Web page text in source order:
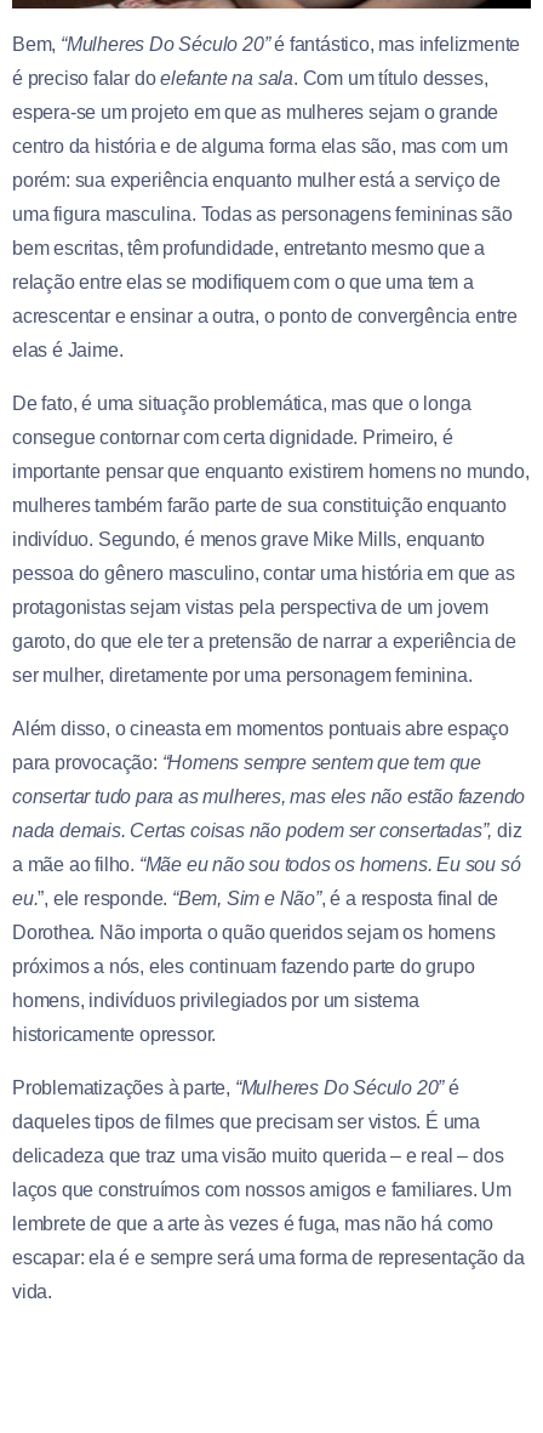
Bem, “Mulheres Do Século 20”é fantástico, mas infelizmente
é preciso falar doelefante na sala. Com um título desses,
espera-se um projeto em que as mulheres sejam o grande
centro da história e de alguma forma elas são, mas com um
porém: sua experiência enquanto mulher está a serviço de
uma figura masculina. Todas as personagens femininas são
bem escritas, têm profundidade, entretanto mesmo que a
relação entre elas se modifiquem com o que uma tem a
acrescentar e ensinar a outra, o ponto de convergência entre
elas é Jaime.
De fato, é uma situação problemática, mas que o longa
consegue contornar com certa dignidade. Primeiro, é
importante pensar que enquanto existirem homens no mundo,
mulheres também farão parte de sua constituição enquanto
indivíduo. Segundo, é menos grave Mike Mills, enquanto
pessoa do gênero masculino, contar uma história em que as
protagonistas sejam vistas pela perspectiva de um jovem
garoto, do que ele ter a pretensão de narrar a experiência de
ser mulher, diretamente por uma personagem feminina.
Além disso, o cineasta em momentos pontuais abre espaço
para provocação: “Homens sempre sentem que tem que
consertar tudo para as mulheres, mas eles não estão fazendo
nada demais. Certas coisas não podem ser consertadas”, diz
a mãe ao filho. “Mãe eu não sou todos os homens. Eu sou só
eu.”, ele responde. “Bem, Sim e Não”, é a resposta final de
Dorothea. Não importa o quão queridos sejam os homens
próximos a nós, eles continuam fazendo parte do grupo
homens, indivíduos privilegiados por um sistema
historicamente opressor.
Problematizações à parte, “Mulheres Do Século 20”é
daqueles tipos de filmes que precisam ser vistos. É uma
delicadeza que traz uma visão muito querida – e real – dos
laços que construímos com nossos amigos e familiares. Um
lembrete de que a arte às vezes é fuga, mas não há como
escapar: ela é e sempre será uma forma de representação da
vida.